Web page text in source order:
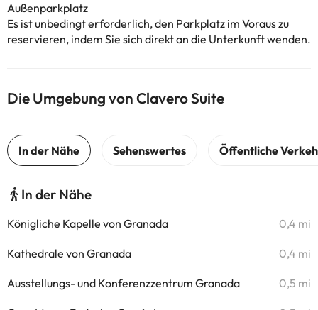
Außenparkplatz
Es ist unbedingt erforderlich, den Parkplatz im Voraus zu
reservieren, indem Sie sich direkt an die Unterkunft wenden.
Die Umgebung von Clavero Suite
In der Nähe
Königliche Kapelle von Granada 0,4 mi
Kathedrale von Granada 0,4 mi
Ausstellungs- und Konferenzzentrum Granada 0,5 mi